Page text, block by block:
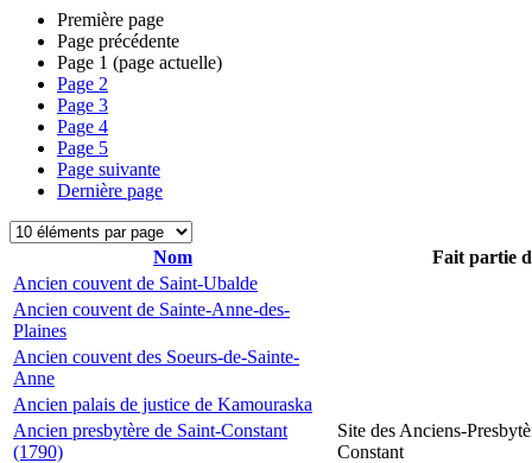
Première page
Page précédente
Page 1 (page actuelle)
Page 2
Page 3
Page 4
Page 5
Page suivante
Dernière page
Nom
Fait partie
Ancien couvent de Saint-Ubalde
Ancien couvent de Sainte-Anne-des-
Plaines
Ancien couvent des Soeurs-de-Sainte-
Anne
Ancien palais de justice de Kamouraska
Ancien presbytère de Saint-Constant
(1790)
Site des Anciens-
Constant